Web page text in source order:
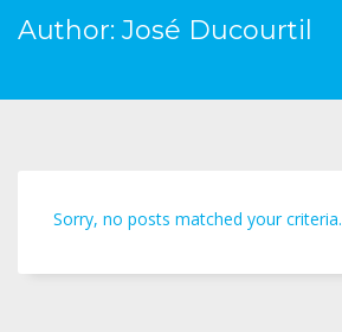
Author: José Ducourtil
Sorry, no posts matched your criteria.